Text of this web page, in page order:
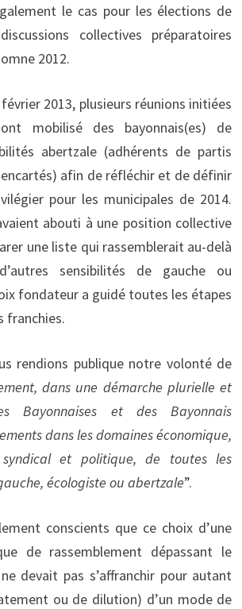
le cas pour les élections de
collectives préparatoires
2012.
2013, plusieurs réunions initiées
mobilisé des bayonnais(es) de
abertzale (adhérents de partis
afin de réfléchir et de définir
pour les municipales de 2014.
abouti à une position collective
une liste qui rassemblerait au-delà
sensibilités de gauche ou
fondateur a guidé toutes les étapes
franchies.
rendions publique notre volonté de
dans une démarche plurielle et
Bayonnaises et des Bayonnais
dans les domaines économique,
et politique, de toutes les
écologiste ou abertzale”.
conscients que ce choix d’une
de rassemblement dépassant le
devait pas s’affranchir pour autant
ou de dilution) d’un mode de